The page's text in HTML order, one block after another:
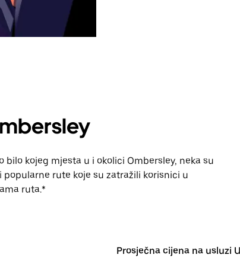
kojeg mjesta u i okolici Ombersley, neka su
rute koje su zatražili korisnici u
ruta.*
Prosječna cijena na usluzi